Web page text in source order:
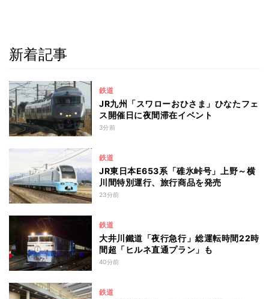
新着記事
鉄道
JR九州「スワローおひさま」ひなたフェ
ス開催日に夜間滞在イベント
3分前
鉄道
JR東日本E653系「碓氷峠号」上野～横
川間特別運行、旅行商品を発売
23分前
鉄道
大井川鐵道「夜行急行」総運転時間22時
間超「ヒルネ直通プラン」も
40分前
鉄道